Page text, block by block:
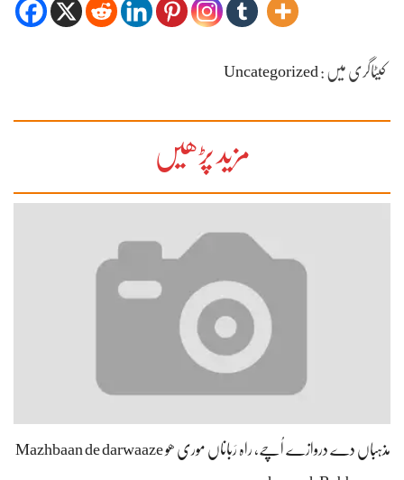
کیٹاگری میں : Uncategorized
مزید پڑھیں
مذہباں دے دروازے اُچے، راہ رَباناں موری ھو Mazhbaan de darwaaze